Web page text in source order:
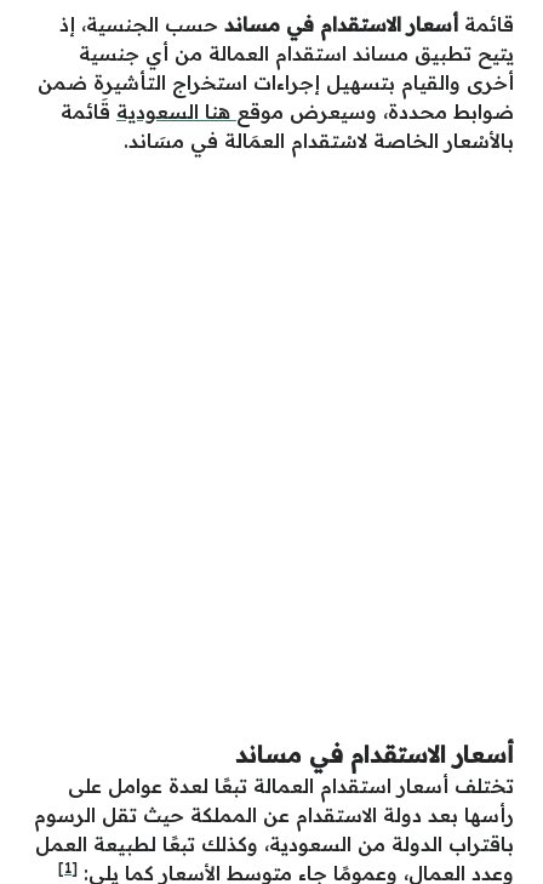
قائمة أسعار الاستقدام في مساند حسب الجنسية، إذ
يتيح تطبيق مساند استقدام العمالة من أي جنسية
أخرى والقيام بتسهيل إجراءات استخراج التأشيرة ضمن
ضوابط محددة، وسيعرض موقع هنا السعودية قَائمة
بالأسْعار الخاصة لاسْتقدام العمَالة في مسَاند.
أسعار الاستقدام في مساند
تختلف أسعار استقدام العمالة تبعًا لعدة عوامل على
رأسها بعد دولة الاستقدام عن المملكة حيث تقل الرسوم
باقتراب الدولة من السعودية، وكذلك تبعًا لطبيعة العمل
وعدد العمال، وعمومًا جاء متوسط الأسعار كما يلي: [1]